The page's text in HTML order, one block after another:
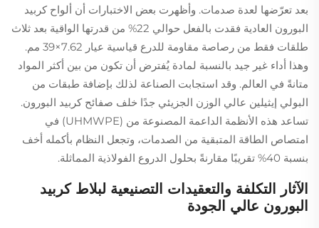
بعد تعرّضها لعدة صدمات. وأظهرت بعض الاختبارات أن ألواح كربيد
البورون العادية فقدت بالفعل حوالي 22% من قدرتها الواقية بعد ثلاث
طلقات فقط من رصاصة مقاومة للدرع قياسية عيار 7.62×39 مم.
وهذا أداء غير جيد بالنسبة لمادة يُفترض أن تكون من بين أكثر المواد
متانةً في العالم. وقد استجابت الصناعة لذلك بإضافة طبقات من
البولي إيثيلين عالي الوزن الجزيئي جدًا خلف صفائح كربيد البورون.
تساعد هذه الأنظمة الداعمة المصنوعة من (UHMWPE) في
امتصاص الطاقة المتبقية من الصدمات، وتجعل النظام بأكمله أخف
بنسبة 40% تقريبًا مقارنةً بحلول الدروع الفولاذية المماثلة.
الآثار التكلفة والتعقيدات التصنيعية لبلاط كربيد
البورون عالي الجودة